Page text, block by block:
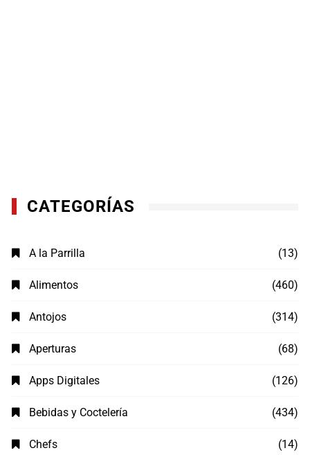
CATEGORÍAS
A la Parrilla (13)
Alimentos (460)
Antojos (314)
Aperturas (68)
Apps Digitales (126)
Bebidas y Coctelería (434)
Chefs (14)